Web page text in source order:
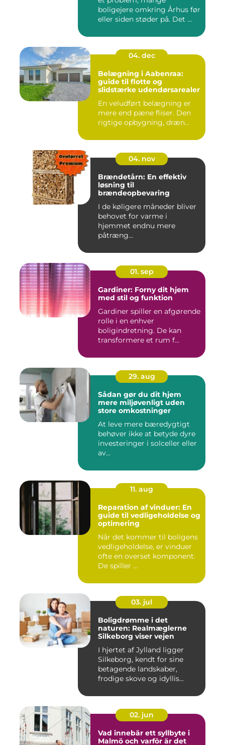
boligejere omkring Århus før
eller siden støder på. Det ...
04. dec
Belægning i Aabenraa:
guide til flotte og
slidstærke udendørsarealer
En veludført belægning er
mere end pæne fliser. Den
rigtige opbygning, dræn...
04. nov
Brændetårn: En effektiv
løsning til
brændeopbevaring
I de køligere måneder bliver
behovet for varme i
hjemmet endnu mere
påtræng...
01. sep
Gardiner: Forny dit hjem
med stil og funktion
Gardiner spiller en afgørende
rolle i en enhver
boligindretning. De kan
transformere et rum f...
29. aug
Sådan gør du dit hjem
mere miljøvenligt uden
store omkostninger
At leve mere bæredygtigt
behøver ikke at betyde dyre
investeringer i solceller eller
av...
11. aug
Reparation af vinduer: En
guide til vedligeholdelse og
optimering
Når det kommer til boligens
vedligeholdelse, er vinduer
ofte en overset komponent.
De spiller ...
03. jul
Boligdrømme i det
naturen: Realmæglerne
Silkeborg viser vejen
I hjertet af Jylland ligger
Silkeborg, kendt for sine
betagende landskaber,
frodige skove og idyllis...
02. jun
Vad innebär ett syllbyte i
Malmö och varför är det